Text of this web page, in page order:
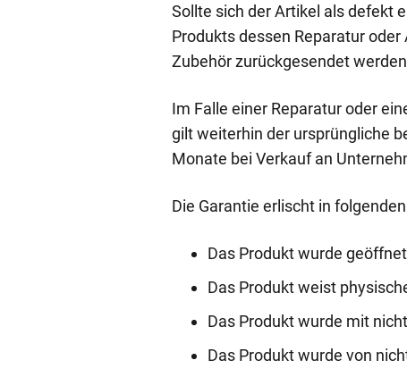
Sollte sich der Artikel als defekt
Produkts dessen Reparatur
Zubehör zurückgesendet
Im Falle einer Reparatur oder
gilt weiterhin der ursprüngliche
Monate bei Verkauf an
Die Garantie erlischt in
Das Produkt wurde
Das Produkt weist
Das Produkt wurde mit
Das Produkt wurde von